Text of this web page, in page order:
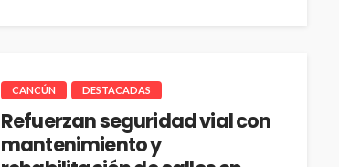
CANCÚN DESTACADAS
Refuerzan seguridad vial con
mantenimiento y